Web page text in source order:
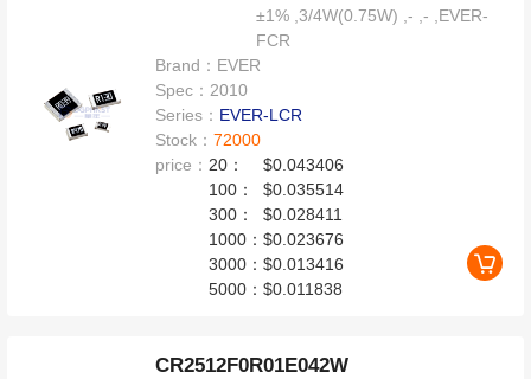
±1% ,3/4W(0.75W) ,- ,- ,EVER-
FCR
Brand： EVER
Spec： 2010
Series： EVER-LCR
Stock：72000
price： 20：
$0.043406
100：
$0.035514
300：
$0.028411
1000：$0.023676
3000：$0.013416
5000：$0.011838
CR2512F0R01E042W